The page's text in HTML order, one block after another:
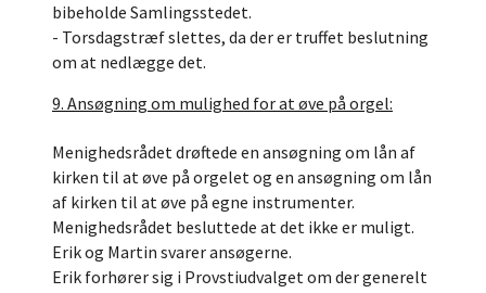
bibeholde Samlingsstedet.
- Torsdagstræf slettes, da der er truffet beslutning
om at nedlægge det.
9. Ansøgning om mulighed for at øve på orgel:
Menighedsrådet drøftede en ansøgning om lån af
kirken til at øve på orgelet og en ansøgning om lån
af kirken til at øve på egne instrumenter.
Menighedsrådet besluttede at det ikke er muligt.
Erik og Martin svarer ansøgerne.
Erik forhører sig i Provstiudvalget om der generelt